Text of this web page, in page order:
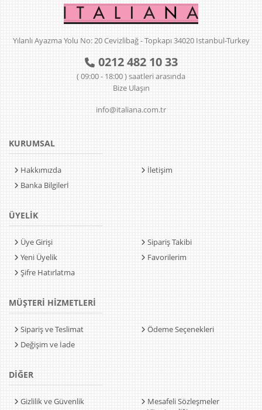
Yılanlı Ayazma Yolu No: 20 Cevizlibağ - Topkapı 34020 Istanbul-Turkey
0212 482 10 33
( 09:00 - 18:00 ) saatleri arasında
Bize Ulaşın
info@italiana.com.tr
KURUMSAL
Hakkımızda
Banka Bilgilerİ
İletişim
ÜYELİK
Üye Girişi
Yeni Üyelik
Şifre Hatırlatma
Sipariş Takibi
Favorilerim
MÜŞTERİ HİZMETLERİ
Sipariş ve Teslimat
Değişim ve İade
Ödeme Seçenekleri
DİĞER
Gizlilik ve Güvenlik
Mesafeli Sözleşmeler